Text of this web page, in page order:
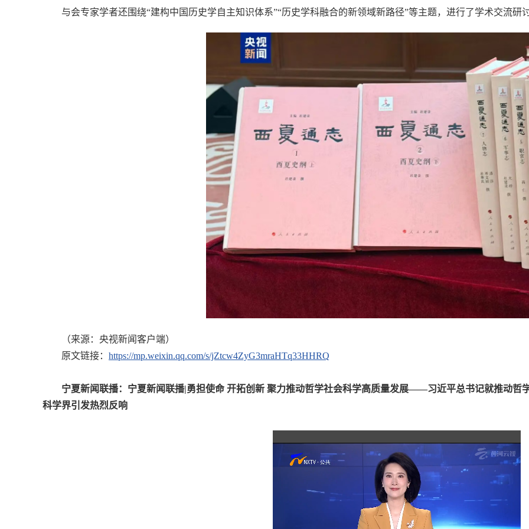
与会专家学者还围绕“建构中国历史学自主知识体系”“历史学科融合的新领域新路径”等主题，进行了学术交流研
（来源：央视新闻客户端）
原文链接： https://mp.weixin.qq.com/s/jZtcw4ZyG3mraHTq33HHRQ
宁夏新闻联播：宁夏新闻联播|勇担使命 开拓创新 聚力推动哲学社会科学高质量发展——习近平总书记就推动哲
科学界引发热烈反响